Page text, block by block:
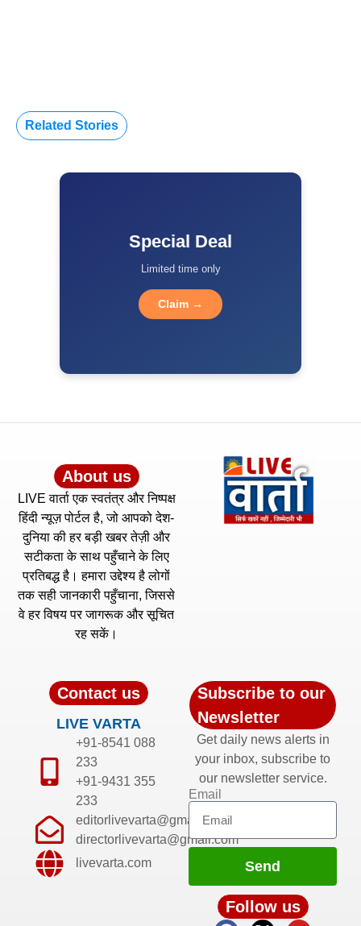
Related Stories
Special Deal
Limited time only
Claim →
About us
LIVE वार्ता एक स्वतंत्र और निष्पक्ष
हिंदी न्यूज़ पोर्टल है, जो आपको देश-
दुनिया की हर बड़ी खबर तेज़ी और
सटीकता के साथ पहुँचाने के लिए
प्रतिबद्ध है। हमारा उद्देश्य है लोगों
तक सही जानकारी पहुँचाना, जिससे
वे हर विषय पर जागरूक और सूचित
रह सकें।
Contact us
LIVE VARTA
+91-8541 088
233
+91-9431 355
233
editorlivevarta@gmail.com
directorlivevarta@gmail.com
livevarta.com
Subscribe to our
Newsletter
Get daily news alerts in
your inbox, subscribe to
our newsletter service.
Email
Send
Follow us